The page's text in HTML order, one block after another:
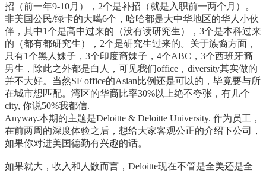
招（前一年9-10月），2个是补招（就是入职前一两个月）。
非美国公民/绿卡的大噶6个，哈哈都是大中华地区的华人小伙
伴，其中1个是高中过来的（没有读研究生），3个是本科过来
的（都有都研究生），2个是研究生过来的。关于族裔方面，
只有1个黑人妹子，3个印度裔妹子，4个ABC，3个西班牙裔
男生，除此之外都是白人，可见我们office，diversity其实做的
并不大好。当然SF office的Asian比例还是可以的，毕竟要与所
在城市想匹配。湾区的华裔比率30%以上绝不夸张，有几个
city, 你说50%我都信.
Anyway.本期的主题是Deloitte & Deloitte University. 作为员工，
在前两周的深度体验之后，想给大家客观公正的介绍下公司，
如果你对进美国德勤有兴趣的话。
如果就大，收入和人数而言，Deloitte现在不管是全美还是全